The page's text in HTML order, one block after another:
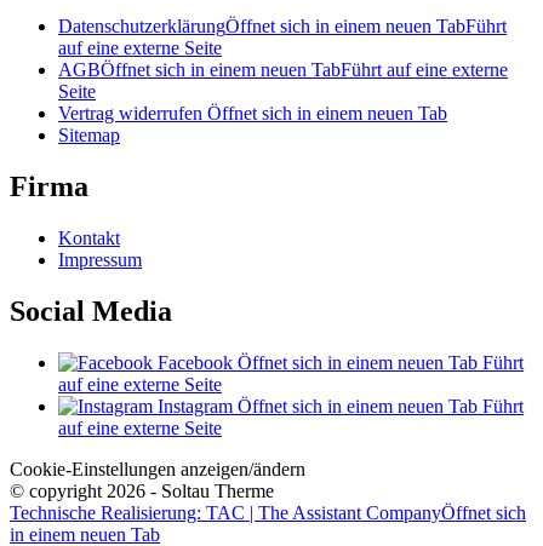
DatenschutzerklärungÖffnet sich in einem neuen TabFührt
auf eine externe Seite
AGBÖffnet sich in einem neuen TabFührt auf eine externe
Seite
Vertrag widerrufen Öffnet sich in einem neuen Tab
Sitemap
Firma
Kontakt
Impressum
Social Media
Facebook Öffnet sich in einem neuen Tab Führt
auf eine externe Seite
Instagram Öffnet sich in einem neuen Tab Führt
auf eine externe Seite
Cookie-Einstellungen anzeigen/ändern
© copyright 2026 - Soltau Therme
Technische Realisierung: TAC | The Assistant CompanyÖffnet sich
in einem neuen Tab